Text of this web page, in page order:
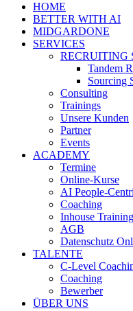
HOME
BETTER WITH AI
MIDGARDONE
SERVICES
RECRUITING
Tandem
Sourcing
Consulting
Trainings
Unsere Kunden
Partner
Events
ACADEMY
Termine
Online-Kurse
AI People-
Coaching
Inhouse
AGB
Datenschutz
TALENTE
C-Level
Coaching
Bewerber
ÜBER UNS